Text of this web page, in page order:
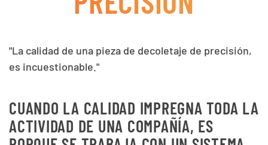
"La calidad de una pieza de decoletaje de precisión,
es incuestionable."
CUANDO LA CALIDAD IMPREGNA TODA LA
ACTIVIDAD DE UNA COMPAÑÍA, ES